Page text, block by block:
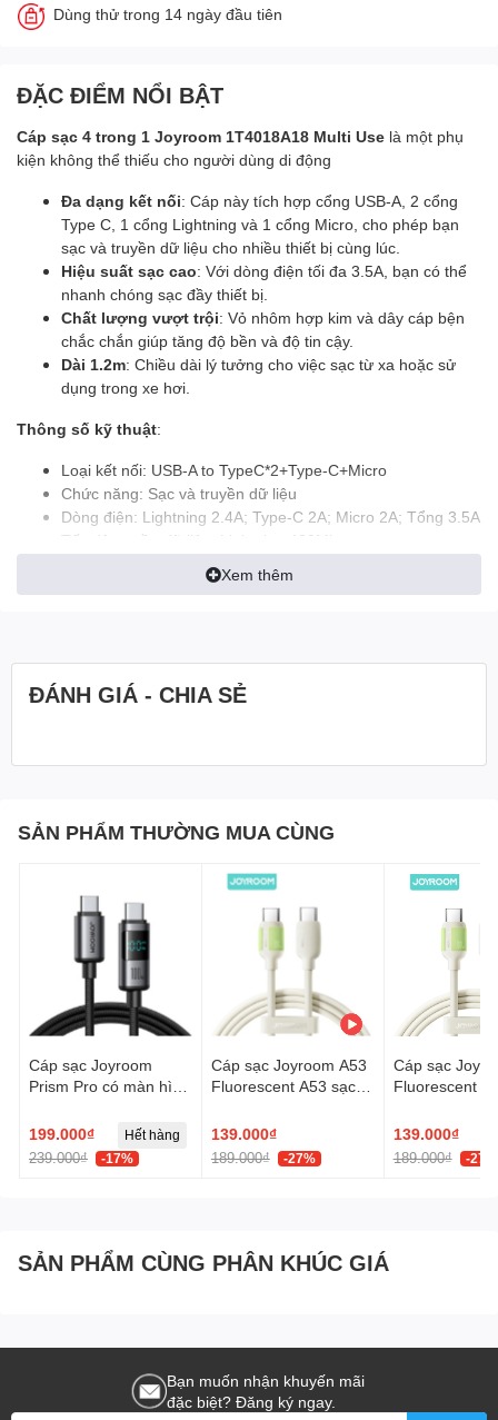
Dùng thử trong 14 ngày đầu tiên
ĐẶC ĐIỂM NỔI BẬT
Cáp sạc 4 trong 1 Joyroom 1T4018A18 Multi Use là một phụ
kiện không thể thiếu cho người dùng di động
Đa dạng kết nối: Cáp này tích hợp cổng USB-A, 2 cổng
Type C, 1 cổng Lightning và 1 cổng Micro, cho phép bạn
sạc và truyền dữ liệu cho nhiều thiết bị cùng lúc.
Hiệu suất sạc cao: Với dòng điện tối đa 3.5A, bạn có thể
nhanh chóng sạc đầy thiết bị.
Chất lượng vượt trội: Vỏ nhôm hợp kim và dây cáp bện
chắc chắn giúp tăng độ bền và độ tin cậy.
Dài 1.2m: Chiều dài lý tưởng cho việc sạc từ xa hoặc sử
dụng trong xe hơi.
Thông số kỹ thuật:
Loại kết nối: USB-A to TypeC*2+Type-C+Micro
Chức năng: Sạc và truyền dữ liệu
Dòng điện: Lightning 2.4A; Type-C 2A; Micro 2A; Tổng 3.5A
Tốc độ truyền dữ liệu: Lightning 480Mbps
Chất liệu: Hợp kim nhôm + dây cáp bện
Xem thêm
ĐÁNH GIÁ - CHIA SẺ
SẢN PHẨM THƯỜNG MUA CÙNG
Cáp sạc Joyroom
Prism Pro có màn hình
truyền data
199.000₫
239.000₫ -17%
Hết hàng
Cáp sạc Joyroom A53
Fluorescent A53 sạc
liệu C to C dùng cho
iPhone, iPad
139.000₫
189.000₫ -27%
Cáp sạc
Fluorescent
liệu C to
cho iPhone,
139.000₫
189.000₫ -27%
SẢN PHẨM CÙNG PHÂN KHÚC GIÁ
Bạn muốn nhận khuyến mãi
đặc biệt? Đăng ký ngay.